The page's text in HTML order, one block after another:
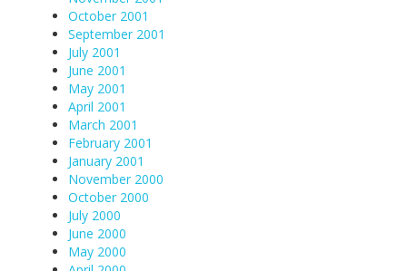
October 2001
September 2001
July 2001
June 2001
May 2001
April 2001
March 2001
February 2001
January 2001
November 2000
October 2000
July 2000
June 2000
May 2000